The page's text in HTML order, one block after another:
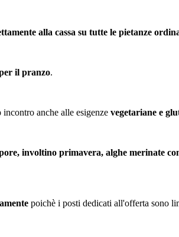
alla cassa su tutte le pietanze
il pranzo.
anche alle esigenze vegetariane e
involtino primavera, alghe merinate
poichè i posti dedicati all'offerta sono